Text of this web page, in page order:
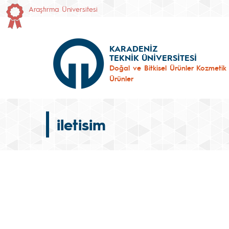
Araştırma Üniversitesi
KARADENİZ
TEKNİK ÜNİVERSİTESİ
Doğal ve Bitkisel Ürünler Kozmetik
Ürünler
iletisim